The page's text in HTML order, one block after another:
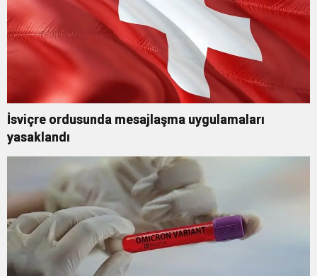
İsviçre ordusunda mesajlaşma uygulamaları
yasaklandı